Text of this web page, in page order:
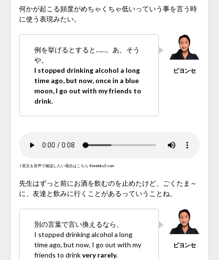
何かが起こる頻度がめちゃくちゃ低いっていう事を言う時
に使う表現みたい。
例を挙げるとすると……。あ、そう
や。
I stopped drinking alcohol a long
time ago, but now, once in a blue
moon, I go out with my friends to
drink.
↑英文を音声で確認したい場合はこちら ©ondoku3.com
先生はずっと前にお酒を飲むのを止めたけど、ごくたま～
に、友達と飲みに行くことがあるっていうことね。
別の言葉で言い換えるなら、
I stopped drinking alcohol a long
time ago, but now, I go out with my
friends to drinkvery rarely.